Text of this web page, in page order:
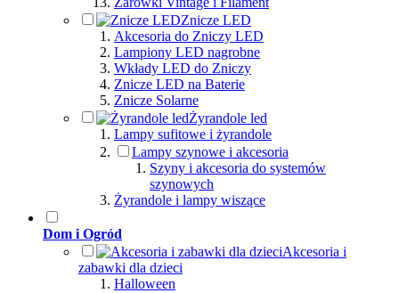
Znicze LED
Akcesoria do Zniczy LED
Lampiony LED nagrobne
Wkłady LED do Zniczy
Znicze LED na Baterie
Znicze Solarne
Żyrandole led
Lampy sufitowe i żyrandole
Lampy szynowe i akcesoria
Szyny i akcesoria do systemów
szynowych
Żyrandole i lampy wiszące
Dom i Ogród
Akcesoria i
zabawki dla dzieci
Halloween